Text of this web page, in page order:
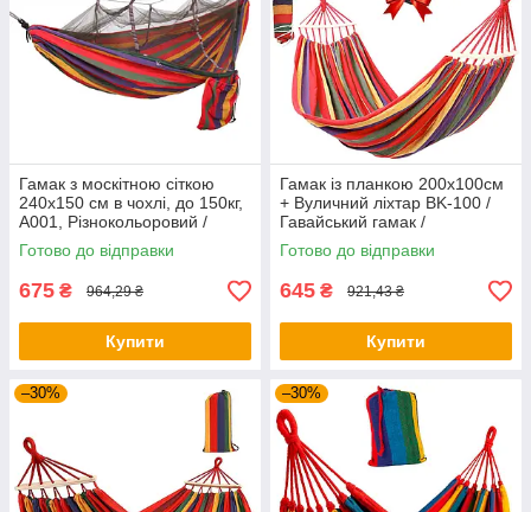
Гамак з москітною сіткою
240х150 см в чохлі, до 150кг,
A001, Різнокольоровий /
Гамак туристичний /
Підвісний гамак
Готово до відправки
675 ₴ 964,29 ₴
Купити
Гамак із планкою 200х100см
+ Вуличний ліхтар BK-100 /
Гавайський гамак /
Тканинний гамак / Підвісний
гамак
Готово до відправки
645 ₴ 921,43 ₴
Купити
–30% –30%